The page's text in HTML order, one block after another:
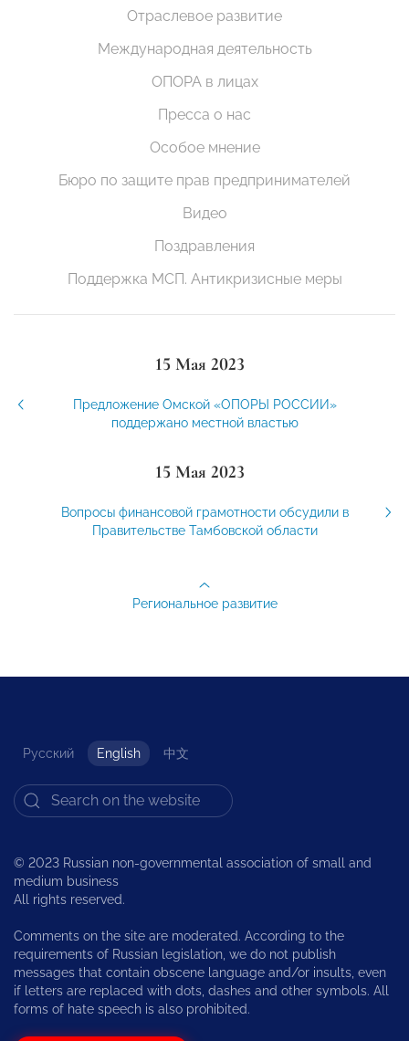
Отраслевое развитие
Международная деятельность
ОПОРА в лицах
Пресса о нас
Особое мнение
Бюро по защите прав предпринимателей
Видео
Поздравления
Поддержка МСП. Антикризисные меры
15 Мая 2023
Предложение Омской «ОПОРЫ РОССИИ»
поддержано местной властью
15 Мая 2023
Вопросы финансовой грамотности обсудили в
Правительстве Тамбовской области
Региональное развитие
Русский English 中文
© 2023 Russian non-governmental association of small and
medium business
All rights reserved.
Comments on the site are moderated. According to the
requirements of Russian legislation, we do not publish
messages that contain obscene language and/or insults, even
if letters are replaced with dots, dashes and other symbols. All
forms of hate speech is also prohibited.